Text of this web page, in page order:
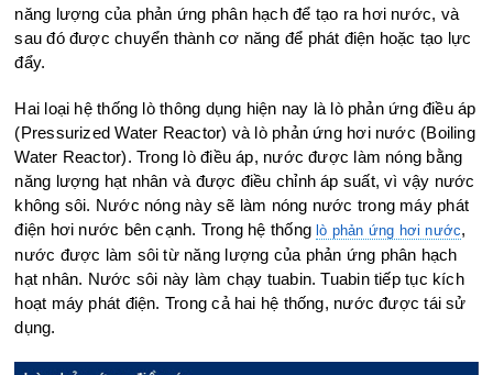
năng lượng của phản ứng phân hạch để tạo ra hơi nước, và
sau đó được chuyển thành cơ năng để phát điện hoặc tạo lực
đẩy.
Hai loại hệ thống lò thông dụng hiện nay là lò phản ứng điều áp
(Pressurized Water Reactor) và lò phản ứng hơi nước (Boiling
Water Reactor). Trong lò điều áp, nước được làm nóng bằng
năng lượng hạt nhân và được điều chỉnh áp suất, vì vậy nước
không sôi. Nước nóng này sẽ làm nóng nước trong máy phát
điện hơi nước bên cạnh. Trong hệ thống lò phản ứng hơi nước,
nước được làm sôi từ năng lượng của phản ứng phân hạch
hạt nhân. Nước sôi này làm chạy tuabin. Tuabin tiếp tục kích
hoạt máy phát điện. Trong cả hai hệ thống, nước được tái sử
dụng.